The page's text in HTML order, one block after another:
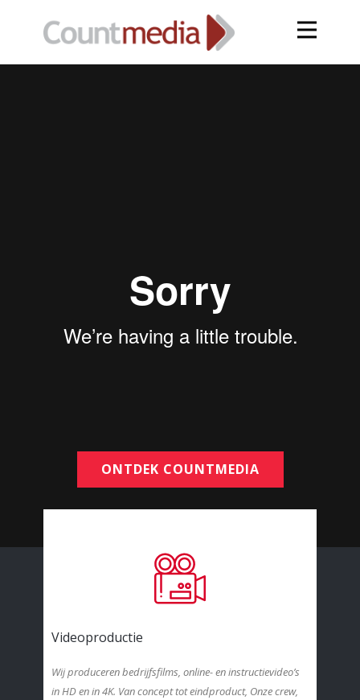
ONTDEK COUNTMEDIA
Videoproductie
Wij produceren bedrijfsfilms, online- en instructievideo’s
in HD en in 4K. Van concept tot eindproduct, Onze crew,